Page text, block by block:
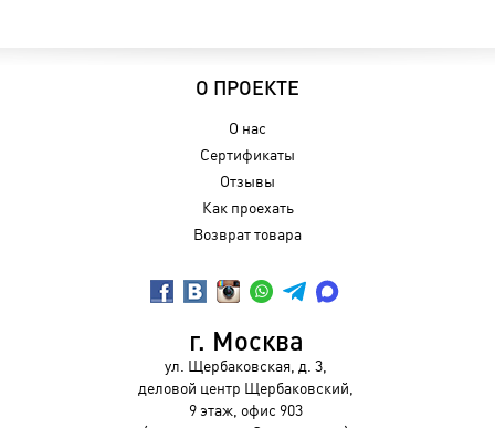
О ПРОЕКТЕ
О нас
Сертификаты
Отзывы
Как проехать
Возврат товара
г. Москва
ул. Щербаковская, д. 3,
деловой центр Щербаковский,
9 этаж, офис 903